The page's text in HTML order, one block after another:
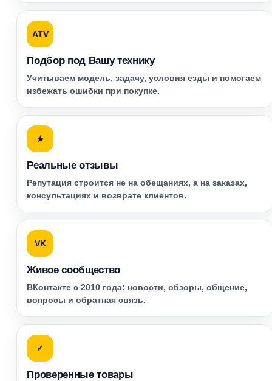
ATV
Подбор под Вашу технику
Учитываем модель, задачу, условия езды и помогаем
избежать ошибки при покупке.
★
Реальные отзывы
Репутация строится не на обещаниях, а на заказах,
консультациях и возврате клиентов.
VK
Живое сообщество
ВКонтакте с 2010 года: новости, обзоры, общение,
вопросы и обратная связь.
✓
Проверенные товары